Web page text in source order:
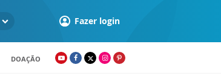
Fazer login
DOAÇÃO